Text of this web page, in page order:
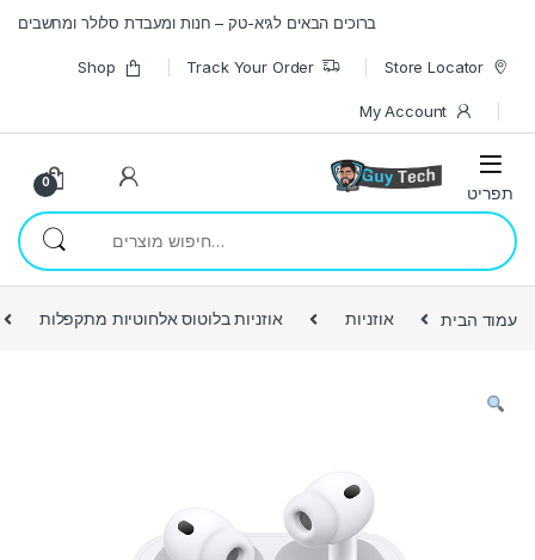
ברוכים הבאים לגיא-טק – חנות ומעבדת סלולר ומחשבים
Store Locator
Track Your Order
Shop
My Account
0
חיפוש עבור:
עמוד הבית אוזניות אוזניות בלוטוס אלחוטיות מתקפלות